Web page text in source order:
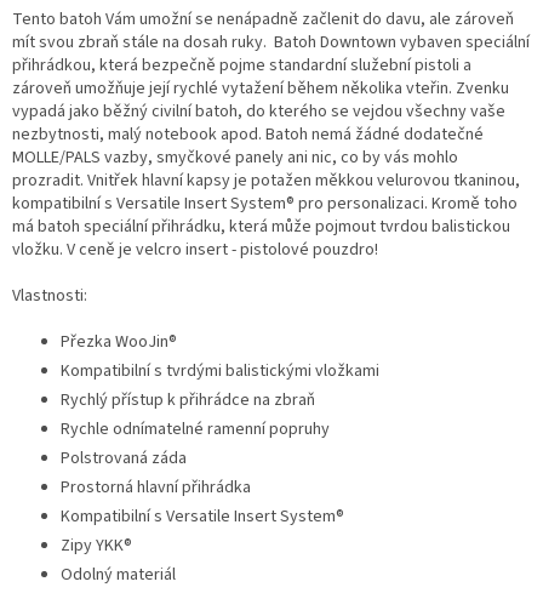
Tento batoh Vám umožní se nenápadně začlenit do davu, ale zároveň
mít svou zbraň stále na dosah ruky. Batoh Downtown vybaven speciální
přihrádkou, která bezpečně pojme standardní služební pistoli a
zároveň umožňuje její rychlé vytažení během několika vteřin. Zvenku
vypadá jako běžný civilní batoh, do kterého se vejdou všechny vaše
nezbytnosti, malý notebook apod. Batoh nemá žádné dodatečné
MOLLE/PALS vazby, smyčkové panely ani nic, co by vás mohlo
prozradit. Vnitřek hlavní kapsy je potažen měkkou velurovou tkaninou,
kompatibilní s Versatile Insert System® pro personalizaci. Kromě toho
má batoh speciální přihrádku, která může pojmout tvrdou balistickou
vložku. V ceně je velcro insert - pistolové pouzdro!
Vlastnosti:
Přezka WooJin®
Kompatibilní s tvrdými balistickými vložkami
Rychlý přístup k přihrádce na zbraň
Rychle odnímatelné ramenní popruhy
Polstrovaná záda
Prostorná hlavní přihrádka
Kompatibilní s Versatile Insert System®
Zipy YKK®
Odolný materiál